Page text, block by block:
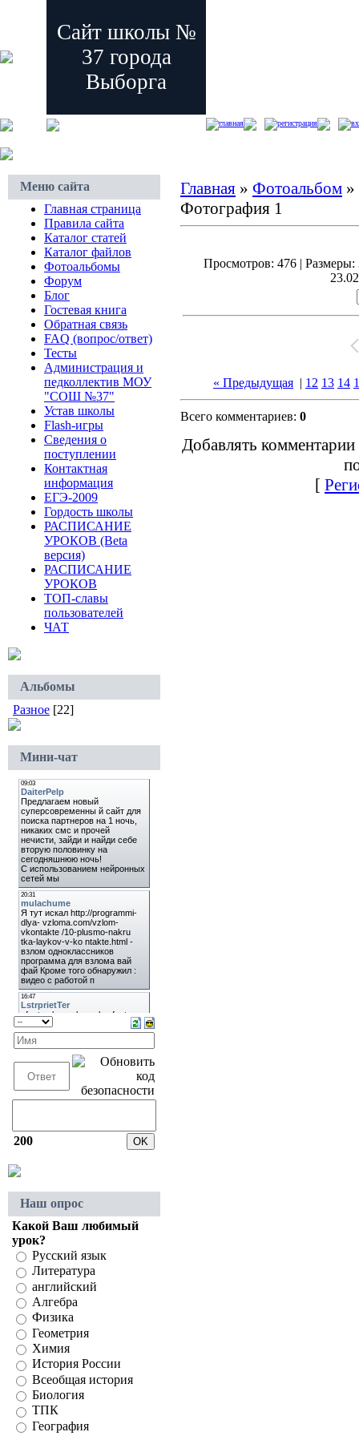
Сайт школы №
37 города
Выборга
главная регистрация
Меню сайта
Главная страница
Правила сайта
Каталог статей
Каталог файлов
Фотоальбомы
Форум
Блог
Гостевая книга
Обратная связь
FAQ (вопрос/ответ)
Тесты
Администрация и
педколлектив МОУ
"СОШ №37"
Устав школы
Flash-игры
Сведения о
поступлении
Контактная
информация
ЕГЭ-2009
Гордость школы
РАСПИСАНИЕ
УРОКОВ (Beta
версия)
РАСПИСАНИЕ
УРОКОВ
ТОП-славы
пользователей
ЧАТ
Альбомы
Разное [22]
Мини-чат
200
Наш опрос
Какой Ваш любимый
урок?
Русский язык
Литература
английский
Алгебра
Физика
Геометрия
Химия
История России
Всеобщая история
Биология
ТПК
География
Главная » Фотоальбом »
Фотография 1
Просмотров: 476 |
« Предыдущая | 12 13 14
Всего комментариев: 0
Добавлять комментарии
[